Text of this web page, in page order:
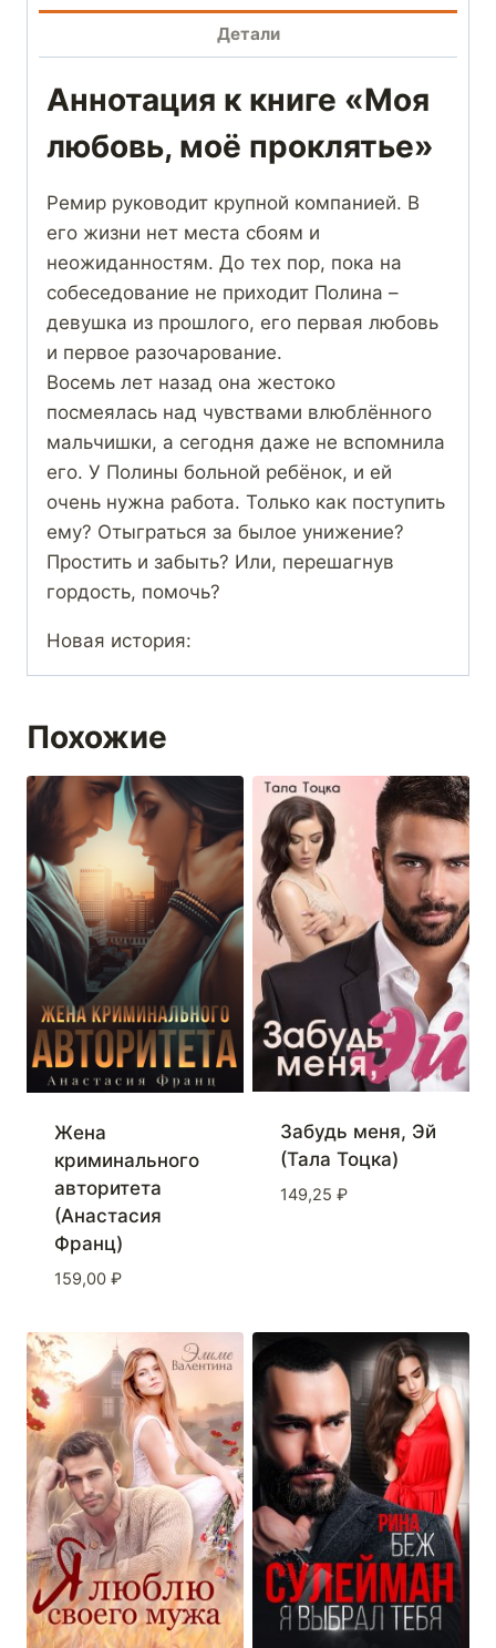
Детали
Аннотация к книге «Моя
любовь, моё проклятье»
Ремир руководит крупной компанией. В
его жизни нет места сбоям и
неожиданностям. До тех пор, пока на
собеседование не приходит Полина –
девушка из прошлого, его первая любовь
и первое разочарование.
Восемь лет назад она жестоко
посмеялась над чувствами влюблённого
мальчишки, а сегодня даже не вспомнила
его. У Полины больной ребёнок, и ей
очень нужна работа. Только как поступить
ему? Отыграться за былое унижение?
Простить и забыть? Или, перешагнув
гордость, помочь?
Новая история:
Похожие
Жена
криминального
авторитета
(Анастасия
Франц)
159,00 ₽
Забудь меня, Эй
(Тала Тоцка)
149,25 ₽